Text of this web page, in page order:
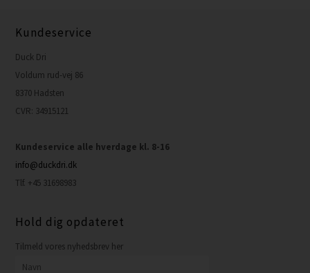
Kundeservice
Duck Dri
Voldum rud-vej 86
8370 Hadsten
CVR: 34915121
Kundeservice alle hverdage kl. 8-16
info@duckdri.dk
Tlf. +45 31698983
Hold dig opdateret
Tilmeld vores nyhedsbrev her